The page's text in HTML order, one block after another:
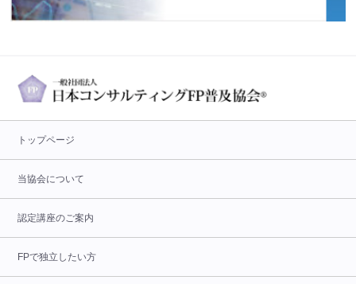
トップページ
当協会について
認定講座のご案内
FPで独立したい方